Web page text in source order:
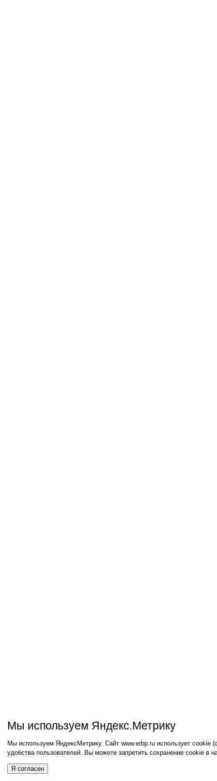
Мы используем Яндекс.Метрику
Мы используем ЯндексМетрику. Сайт www.erbp.ru использует
удобства пользователей. Вы можете запретить сохранение cookie в
Я согласен